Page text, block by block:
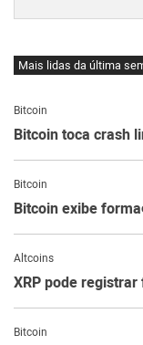
Mais lidas da última
Bitcoin
Bitcoin toca crash
Bitcoin
Bitcoin exibe
Altcoins
XRP pode
Bitcoin